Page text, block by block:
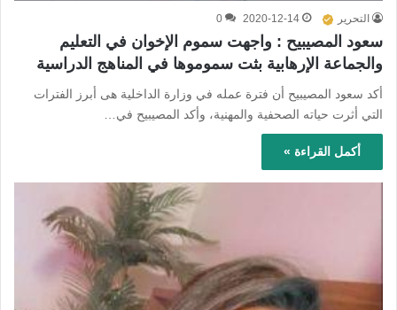
التحرير 2020-12-14
0
سعود المصيبيح : واجهت سموم الإخوان في التعليم
والجماعة الإرهابية بثت سموموها في المناهج الدراسية
أكد سعود المصيبيح أن فترة عمله في وزارة الداخلية هى أبرز الفترات
التي أثرت حياته الصحفية والمهنية، وأكد المصيبيح في…
أكمل القراءة »